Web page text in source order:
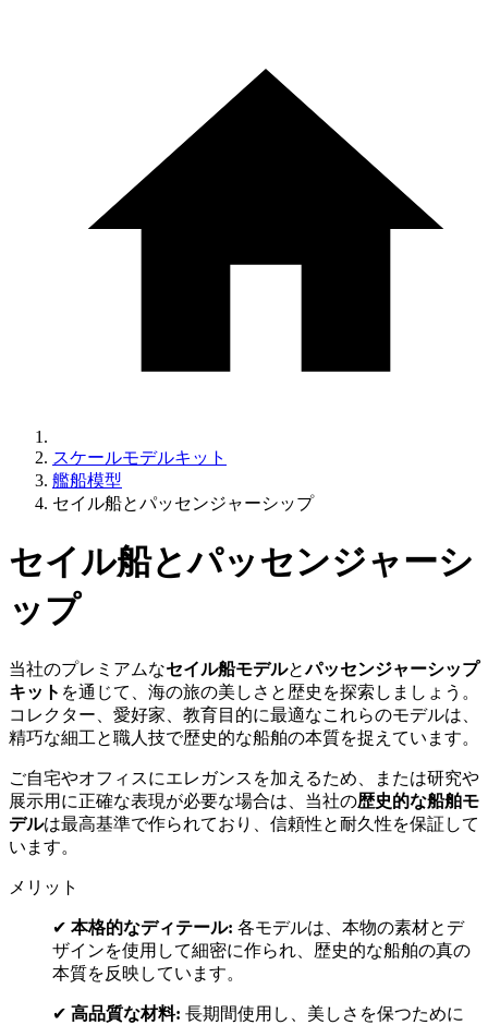
スケールモデルキット
艦船模型
セイル船とパッセンジャーシップ
セイル船とパッセンジャーシ
ップ
当社のプレミアムなセイル船モデルとパッセンジャーシップ
キット を通じて、海の旅の美しさと歴史を探索しましょう。
コレクター、愛好家、教育目的に最適なこれらのモデルは、
精巧な細工と職人技で歴史的な船舶の本質を捉えています。
ご自宅やオフィスにエレガンスを加えるため、または研究や
展示用に正確な表現が必要な場合は、当社の歴史的な船舶モ
デルは最高基準で作られており、信頼性と耐久性を保証して
います。
メリット
✔ 本格的なディテール: 各モデルは、本物の素材とデ
ザインを使用して細密に作られ、歴史的な船舶の真の
本質を反映しています。
✔ 高品質な材料: 長期間使用し、美しさを保つために